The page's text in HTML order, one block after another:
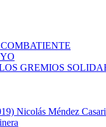
GREMIOS
Nicolás Méndez